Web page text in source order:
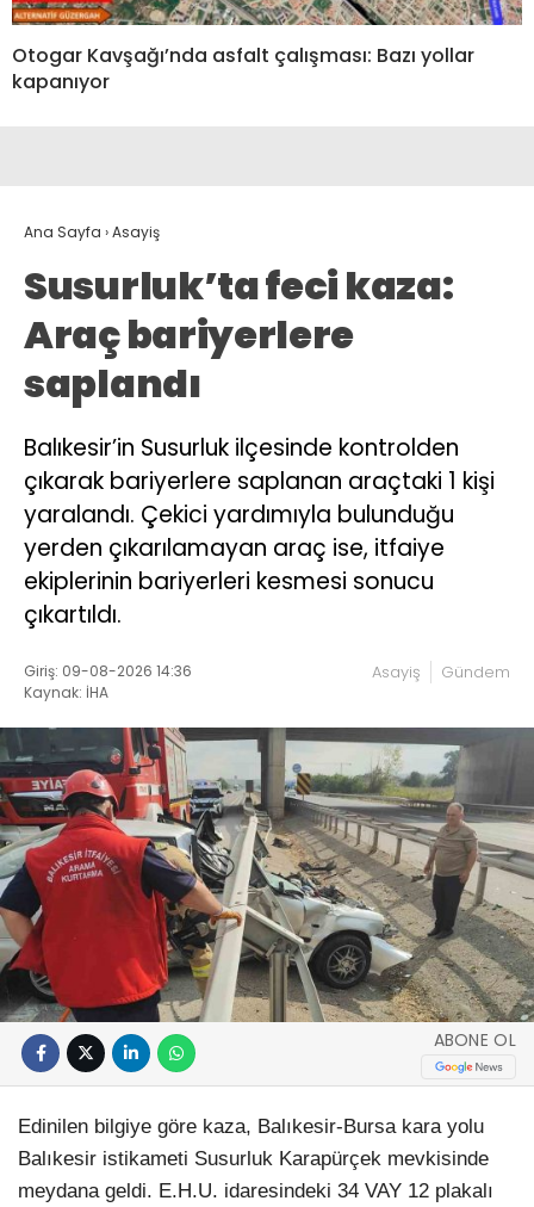
Otogar Kavşağı’nda asfalt çalışması: Bazı yollar
kapanıyor
Ana Sayfa ›Asayiş
Susurluk’ta feci kaza:
Araç bariyerlere
saplandı
Balıkesir’in Susurluk ilçesinde kontrolden
çıkarak bariyerlere saplanan araçtaki 1 kişi
yaralandı. Çekici yardımıyla bulunduğu
yerden çıkarılamayan araç ise, itfaiye
ekiplerinin bariyerleri kesmesi sonucu
çıkartıldı.
Giriş: 09-08-2026 14:36
Kaynak: İHA
Asayiş Gündem
ABONE OL
Edinilen bilgiye göre kaza, Balıkesir-Bursa kara yolu
Balıkesir istikameti Susurluk Karapürçek mevkisinde
meydana geldi. E.H.U. idaresindeki 34 VAY 12 plakalı